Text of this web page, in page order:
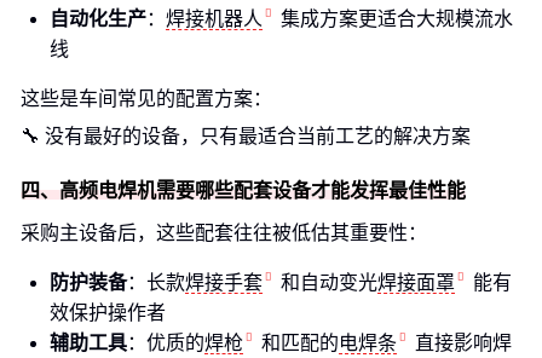
自动化生产： 焊接机器人
集成方案更适合大规模流水
线
这些是车间常见的配置方案：
🔧 没有最好的设备，只有最适合当前工艺的解决方案
四、高频电焊机需要哪些配套设备才能发挥最佳性能
采购主设备后，这些配套往往被低估其重要性：
防护装备：长款焊接手套 和自动变光焊接面罩
能有
效保护操作者
辅助工具：优质的焊枪 和匹配的电焊条
直接影响焊